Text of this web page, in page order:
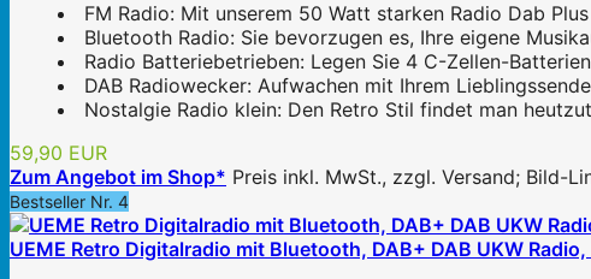
FM Radio: Mit unserem 50 Watt starken Radio Dab
Bluetooth Radio: Sie bevorzugen es, Ihre eigene
Radio Batteriebetrieben: Legen Sie 4 C-Zellen-
DAB Radiowecker: Aufwachen mit Ihrem
Nostalgie Radio klein: Den Retro Stil findet man
59,90 EUR
Zum Angebot im Shop* Preis inkl. MwSt., zzgl. Versand; Bild-
Bestseller Nr. 4
UEME Retro Digitalradio mit Bluetooth, DAB+ DAB UKW